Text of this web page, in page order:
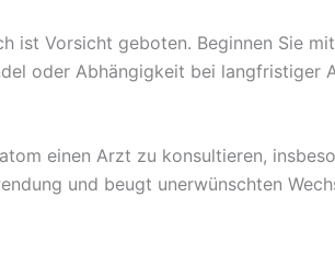
ist Vorsicht geboten. Beginnen Sie
oder Abhängigkeit bei langfristiger
einen Arzt zu konsultieren,
und beugt unerwünschten